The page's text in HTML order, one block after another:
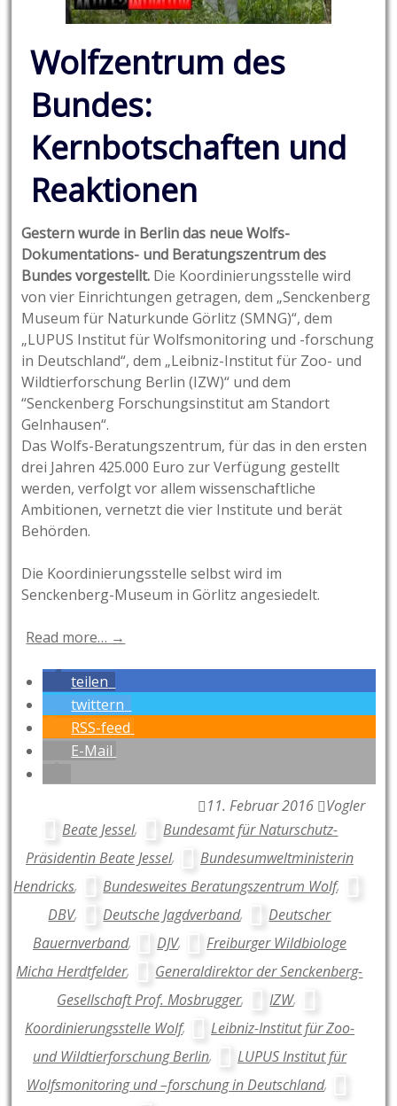
Wolfzentrum des
Bundes:
Kernbotschaften und
Reaktionen
Gestern wurde in Berlin das neue Wolfs-
Dokumentations- und Beratungszentrum des
Bundes vorgestellt. Die Koordinierungsstelle wird
von vier Einrichtungen getragen, dem „Senckenberg
Museum für Naturkunde Görlitz (SMNG)“, dem
„LUPUS Institut für Wolfsmonitoring und -forschung
in Deutschland“, dem „Leibniz-Institut für Zoo- und
Wildtierforschung Berlin (IZW)“ und dem
“Senckenberg Forschungsinstitut am Standort
Gelnhausen“.
Das Wolfs-Beratungszentrum, für das in den ersten
drei Jahren 425.000 Euro zur Verfügung gestellt
werden, verfolgt vor allem wissenschaftliche
Ambitionen, vernetzt die vier Institute und berät
Behörden.
Die Koordinierungsstelle selbst wird im
Senckenberg-Museum in Görlitz angesiedelt.
Read more… →
teilen
twittern
RSS-feed
E-Mail
11. Februar 2016
Vogler
Beate Jessel,
Bundesamt für Naturschutz-
Präsidentin Beate Jessel,
Bundesumweltministerin
Hendricks, Bundesweites Beratungszentrum Wolf,
DBV, Deutsche Jagdverband,
Deutscher
Bauernverband, DJV,
Freiburger Wildbiologe
Micha Herdtfelder,
Generaldirektor der Senckenberg-
Gesellschaft Prof. Mosbrugger, IZW,
Koordinierungsstelle Wolf,
Leibniz-Institut für Zoo-
und Wildtierforschung Berlin,
LUPUS Institut für
Wolfsmonitoring und –forschung in Deutschland,